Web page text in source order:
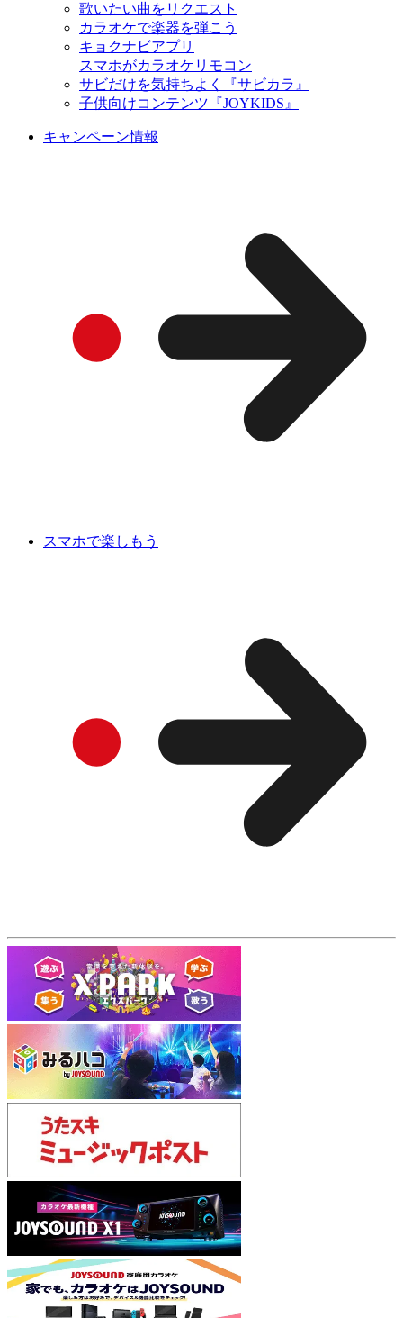
歌いたい曲をリクエスト
カラオケで楽器を弾こう
キョクナビアプリ
スマホがカラオケリモコン
サビだけを気持ちよく『サビカラ』
子供向けコンテンツ『JOYKIDS』
キャンペーン情報
スマホで楽しもう